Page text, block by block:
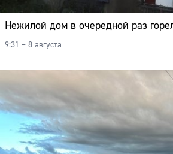
Нежилой дом в очередной раз
9:31 – 8 августа